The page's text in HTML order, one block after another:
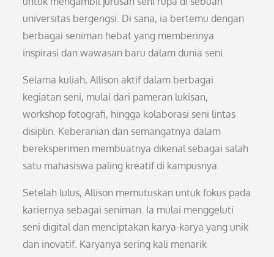
universitas bergengsi. Di sana, ia bertemu dengan
berbagai seniman hebat yang memberinya
inspirasi dan wawasan baru dalam dunia seni.
Selama kuliah, Allison aktif dalam berbagai
kegiatan seni, mulai dari pameran lukisan,
workshop fotografi, hingga kolaborasi seni lintas
disiplin. Keberanian dan semangatnya dalam
bereksperimen membuatnya dikenal sebagai salah
satu mahasiswa paling kreatif di kampusnya.
Setelah lulus, Allison memutuskan untuk fokus pada
kariernya sebagai seniman. Ia mulai menggeluti
seni digital dan menciptakan karya-karya yang unik
dan inovatif. Karyanya sering kali menarik